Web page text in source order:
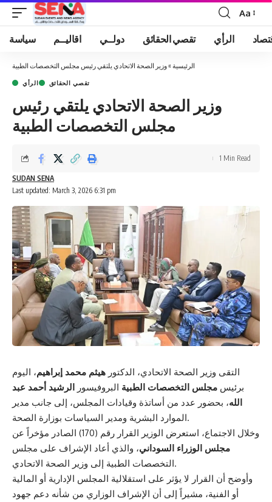
Font
Resizer
Aa
سياسة اقاليــم دولــي تقصي الحقائق الرأي
الرئيسية »وزير الصحة الاتحادي يلتقي رئيس مجلس التخصصات الطبية
الرأي تقصي الحقائق
وزير الصحة الاتحادي يلتقي رئيس
مجلس التخصصات الطبية
Last updated: March 3, 2026 6:31 pm
SUDAN SENA
1 Min Read
التقى وزير الصحة الاتحادي، الدكتور هيثم محمد إبراهيم، اليوم
برئيس مجلس التخصصات الطبية البروفيسور الرشيد أحمد عبد
الله، بحضور عدد من أساتذة وقيادات المجلس، إلى جانب مدير
الموارد البشرية ومدير السياسات بوزارة الصحة.
وخلال الاجتماع، استعرض الوزير القرار رقم (170) الصادر مؤخراً عن
مجلس الوزراء السوداني، والذي أعاد الإشراف على مجلس
التخصصات الطبية إلى وزير الصحة الاتحادي.
وأوضح أن القرار لا يؤثر على استقلالية المجلس الإدارية أو المالية
أو الفنية، مشيراً إلى أن الإشراف الوزاري من شأنه دعم جهود